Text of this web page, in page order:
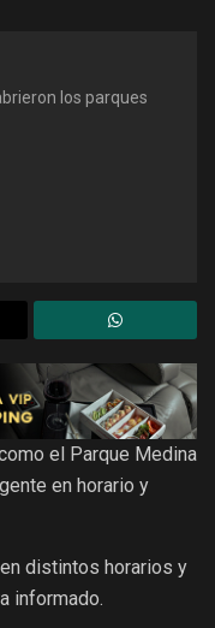
el Parque Medina
en horario y
distintos horarios y
informado.